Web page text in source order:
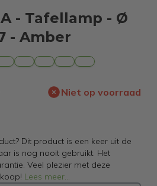
- Tafellamp - Ø
- Amber
Niet op voorraad
Dit product is een keer uit de
is nog nooit gebruikt. Het
Veel plezier met deze
Lees meer...